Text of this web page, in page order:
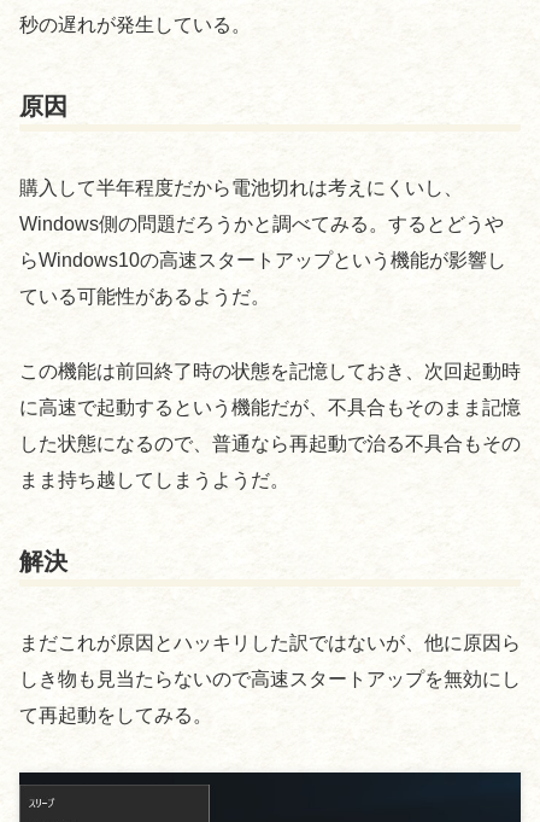
秒の遅れが発生している。
原因
購入して半年程度だから電池切れは考えにくいし、
Windows側の問題だろうかと調べてみる。するとどうや
らWindows10の高速スタートアップという機能が影響し
ている可能性があるようだ。
この機能は前回終了時の状態を記憶しておき、次回起動時
に高速で起動するという機能だが、不具合もそのまま記憶
した状態になるので、普通なら再起動で治る不具合もその
まま持ち越してしまうようだ。
解決
まだこれが原因とハッキリした訳ではないが、他に原因ら
しき物も見当たらないので高速スタートアップを無効にし
て再起動をしてみる。